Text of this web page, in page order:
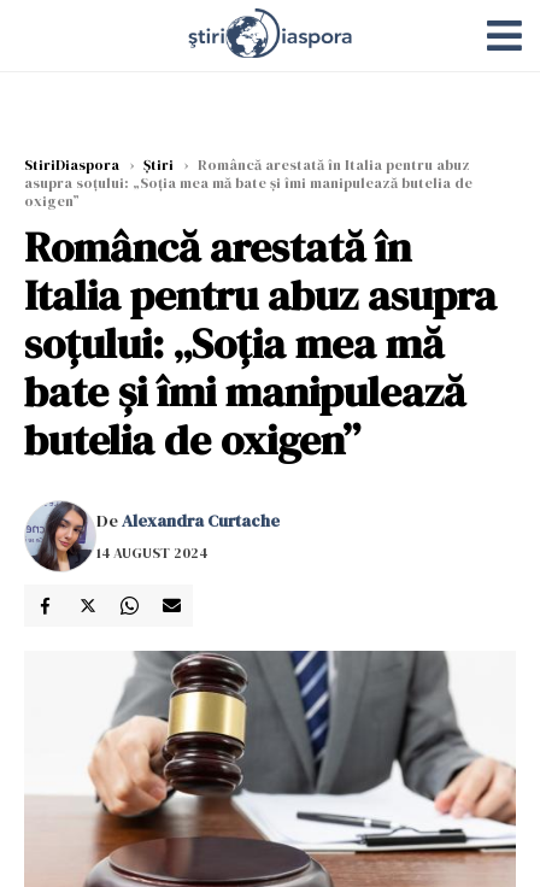
StiriDiaspora › Știri › Româncă arestată în Italia pentru abuz
asupra soțului: „Soția mea mă bate și îmi manipulează butelia de
oxigen”
Româncă arestată în
Italia pentru abuz asupra
soțului: „Soția mea mă
bate și îmi manipulează
butelia de oxigen”
DeAlexandra Curtache
14 AUGUST 2024